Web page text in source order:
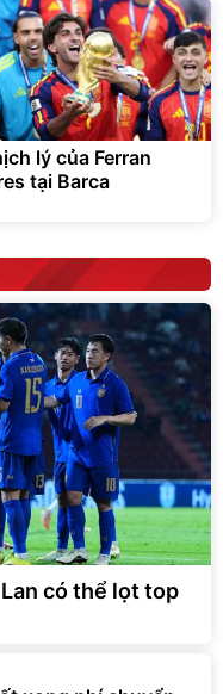
lý của Ferran
tại Barca
có thể lọt top